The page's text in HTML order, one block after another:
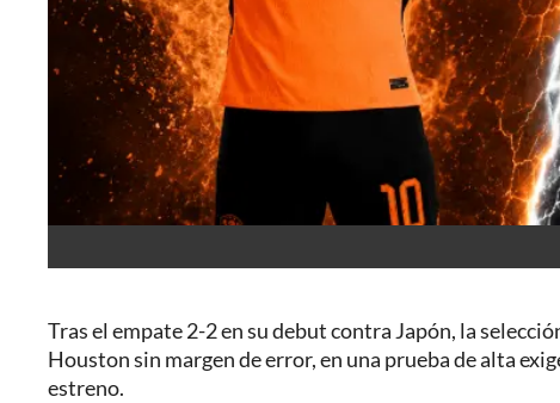
Tras el empate 2-2 en su debut contra Japón, la
Houston sin margen de error, en una prueba de alta
estreno.